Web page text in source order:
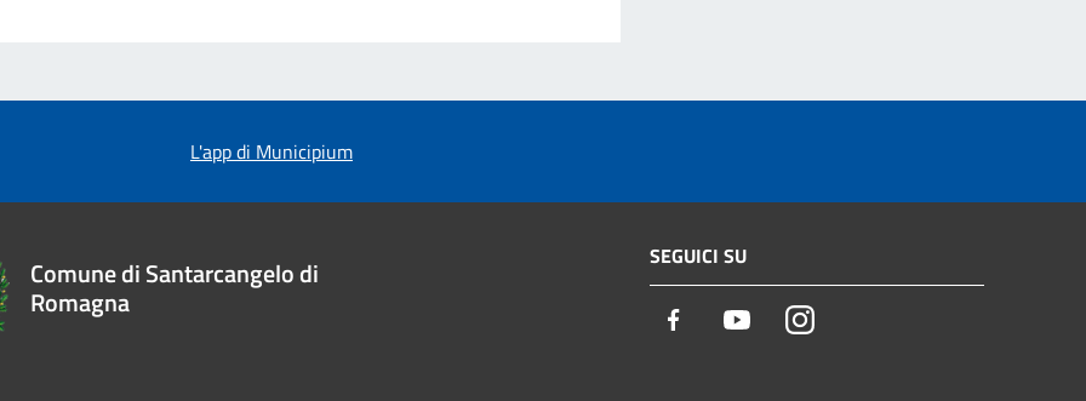
L'app di Municipium
Comune di Santarcangelo di
Romagna
SEGUICI SU
Facebook YoutubeInstagram